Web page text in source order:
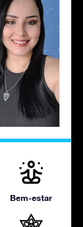
Bem-estar